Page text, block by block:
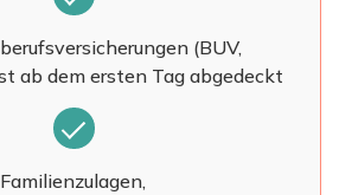
(BUV,
ab dem ersten Tag abgedeckt